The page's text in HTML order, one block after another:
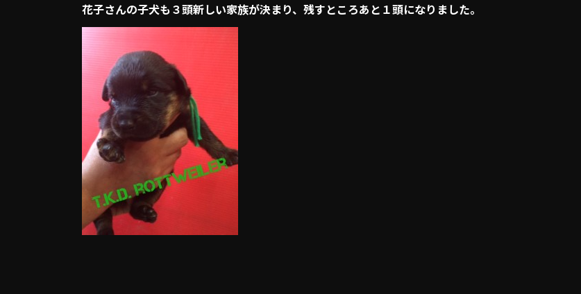
花子さんの子犬も３頭新しい家族が決まり、残すところあと１頭になりました。